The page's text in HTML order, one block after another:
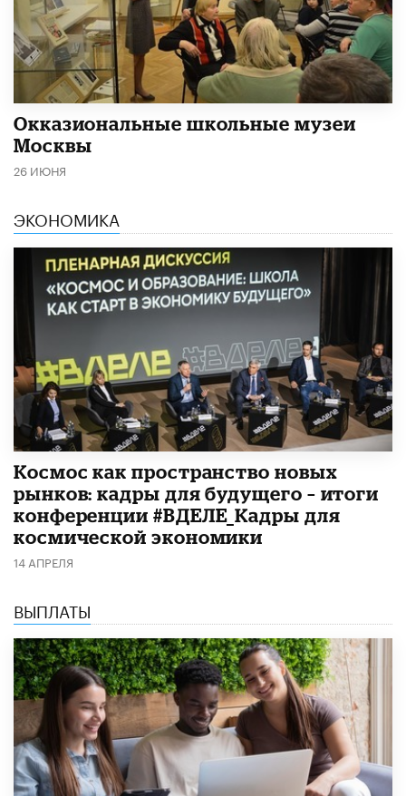
​Окказиональные школьные музеи
Москвы
26 ИЮНЯ
ЭКОНОМИКА
Космос как пространство новых
рынков: кадры для будущего – итоги
конференции #ВДЕЛЕ_Кадры для
космической экономики
14 АПРЕЛЯ
ВЫПЛАТЫ